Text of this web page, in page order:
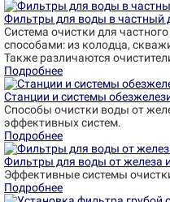
Фильтры для воды в частный
Система очистки для
способами: из колодца,
Также различаются
Подробнее
Станции и системы
Способы очистки воды от
эффективных систем.
Подробнее
Фильтры для воды от железа
Эффективные системы
Подробнее